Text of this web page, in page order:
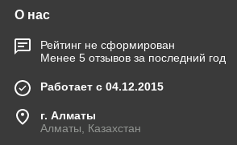
О нас
Рейтинг не сформирован
Менее 5 отзывов за последний год
Работает с 04.12.2015
г. Алматы
Алматы, Казахстан